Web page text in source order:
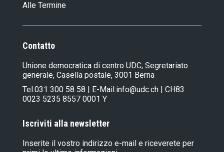
Alle Termine
Contatto
Unione democratica di centro UDC, Segretariato
generale, Casella postale, 3001 Berna
Tel.031 300 58 58 | E-Mail:info@udc.ch | CH83
0023 5235 8557 0001 Y
Iscriviti alla newsletter
Inserite il vostro indirizzo e-mail e riceverete per